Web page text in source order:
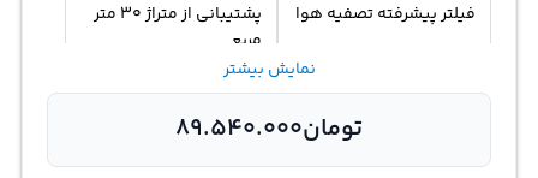
فیلتر پیشرفته تصفیه هوا
پشتیبانی از متراژ 30 متر
مربع
کم صدا و کم مصرف
نمایش بیشتر
تومان89.540.000